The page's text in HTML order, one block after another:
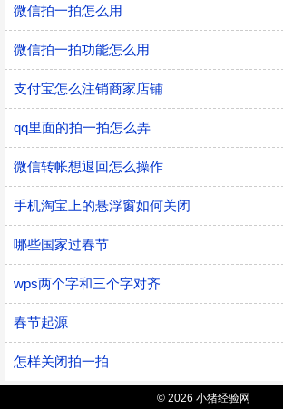
微信拍一拍怎么用
微信拍一拍功能怎么用
支付宝怎么注销商家店铺
qq里面的拍一拍怎么弄
微信转帐想退回怎么操作
手机淘宝上的悬浮窗如何关闭
哪些国家过春节
wps两个字和三个字对齐
春节起源
怎样关闭拍一拍
© 2026 小猪经验网